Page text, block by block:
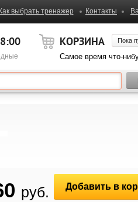
Как выбрать тренажер Контакты
КОРЗИНА Пока
Самое время что-
руб. Добавить в